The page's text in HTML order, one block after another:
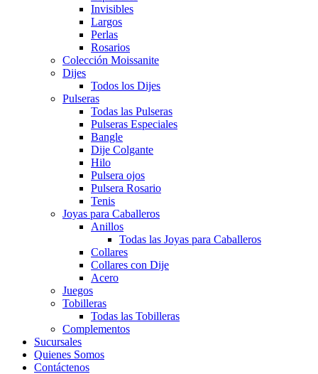
Invisibles
Largos
Perlas
Rosarios
Colección Moissanite
Dijes
Todos los Dijes
Pulseras
Todas las Pulseras
Pulseras Especiales
Bangle
Dije Colgante
Hilo
Pulsera ojos
Pulsera Rosario
Tenis
Joyas para Caballeros
Anillos
Todas las Joyas para Caballeros
Collares
Collares con Dije
Acero
Juegos
Tobilleras
Todas las Tobilleras
Complementos
Sucursales
Quienes Somos
Contáctenos